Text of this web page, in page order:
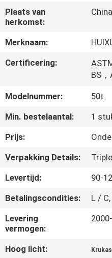
ONGEVEER
ONS
FABRIEKSREIS
SITEMAP
PRIVACY
POLICY
Plaats van
herkomst:
China
Merknaam:
Certificering:
BS，
Modelnummer:
50t
Min. bestelaantal:
1
Prijs:
Verpakking Details:
Levertijd:
90-
Betalingscondities:
L /
Levering
vermogen:
Hoog licht: